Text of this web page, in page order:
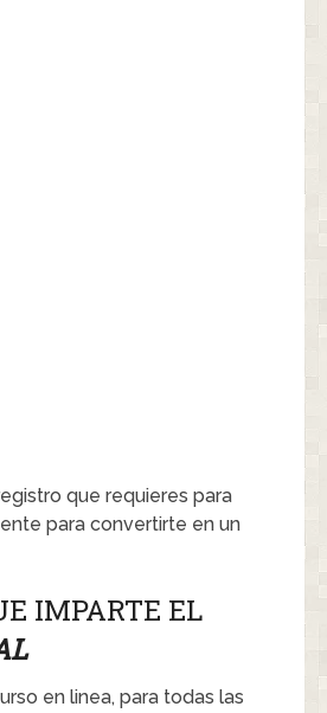
que requieres para
para convertirte en un
IMPARTE EL
en linea, para todas las